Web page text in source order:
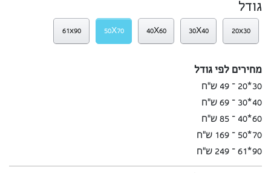
גודל
20x30
30X40
40X60
50X70
61x90
מחירים לפי גודל
30*20 – 49 ש”ח
40*30 – 69 ש”ח
60*40 – 85 ש”ח
70*50 – 169 ש”ח
90*61 – 249 ש”ח